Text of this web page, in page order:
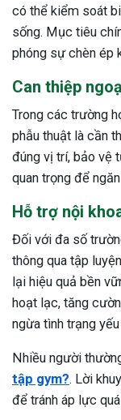
có thể kiểm soát
sống. Mục tiêu
phóng sự chèn ép
Can thiệp
Trong các trường
phẫu thuật là cần
đúng vị trí, bảo vệ
quan trọng để
Hỗ trợ nội
Đối với đa số
thông qua tập
lại hiệu quả bền
hoạt lạc, tăng
ngừa tình trạng
Nhiều người
tập gym?. Lời
để tránh áp lực